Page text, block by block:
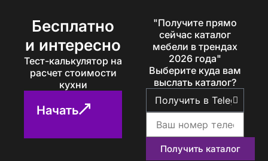
Бесплатно
и интересно
Тест-калькулятор на
расчет стоимости
кухни
Начать
"Получите прямо
сейчас каталог
мебели в трендах
2026 года"
Выберите куда вам
выслать каталог?
Получить каталог